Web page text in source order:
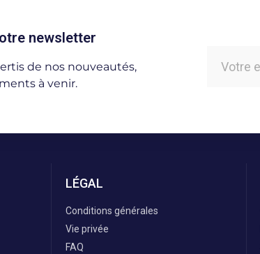
newsletter
de nos nouveautés,
à venir.
LÉGAL
Conditions générales
Vie privée
FAQ